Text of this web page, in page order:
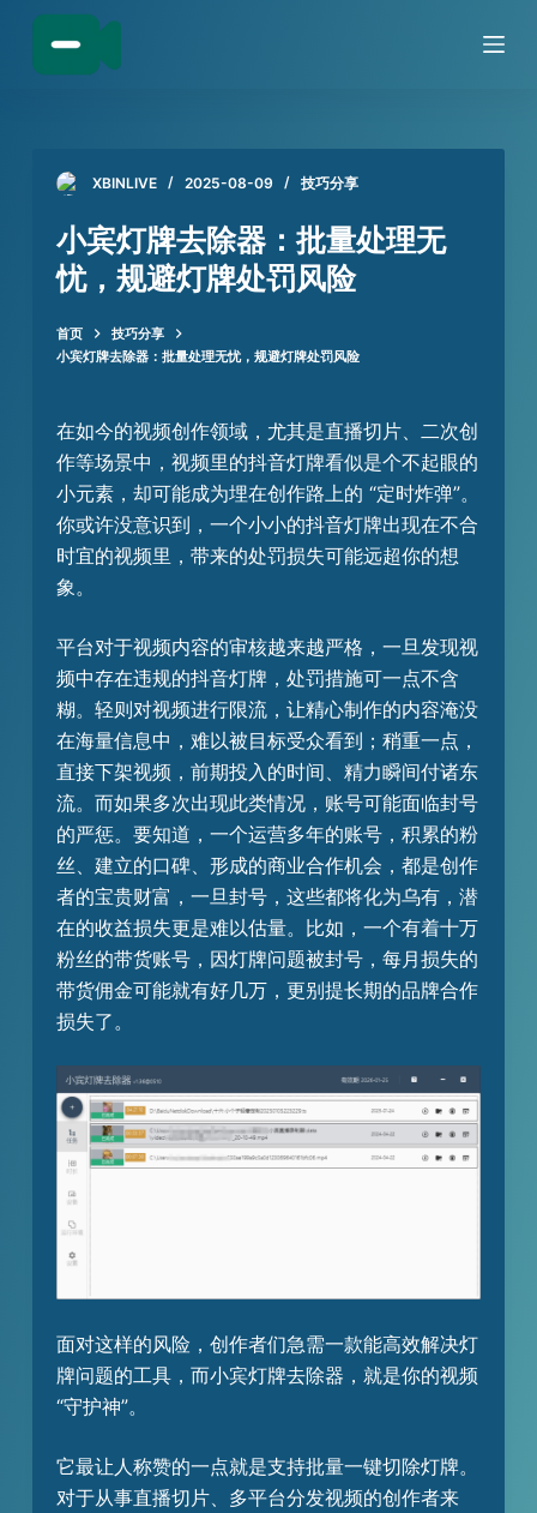
跳
XBINLIVE 2025-08-09 技巧分享
小宾灯牌去除器：批量处理无
忧，规避灯牌处罚风险​
首页
技巧分享
小宾灯牌去除器：批量处理无忧，规避灯牌处罚风险​
在如今的视频创作领域，尤其是直播切片、二次创
作等场景中，视频里的抖音灯牌看似是个不起眼的
小元素，却可能成为埋在创作路上的 “定时炸弹”。
你或许没意识到，一个小小的抖音灯牌出现在不合
时宜的视频里，带来的处罚损失可能远超你的想
象。​
平台对于视频内容的审核越来越严格，一旦发现视
频中存在违规的抖音灯牌，处罚措施可一点不含
糊。轻则对视频进行限流，让精心制作的内容淹没
在海量信息中，难以被目标受众看到；稍重一点，
直接下架视频，前期投入的时间、精力瞬间付诸东
流。而如果多次出现此类情况，账号可能面临封号
的严惩。要知道，一个运营多年的账号，积累的粉
丝、建立的口碑、形成的商业合作机会，都是创作
者的宝贵财富，一旦封号，这些都将化为乌有，潜
在的收益损失更是难以估量。比如，一个有着十万
粉丝的带货账号，因灯牌问题被封号，每月损失的
带货佣金可能就有好几万，更别提长期的品牌合作
损失了。​
面对这样的风险，创作者们急需一款能高效解决灯
牌问题的工具，而小宾灯牌去除器，就是你的视频
“守护神”。​
它最让人称赞的一点就是支持批量一键切除灯牌。
对于从事直播切片、多平台分发视频的创作者来